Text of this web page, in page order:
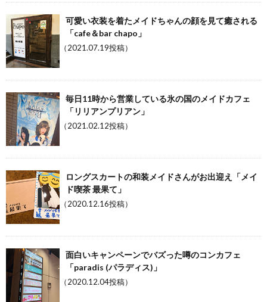
可愛い衣装を着たメイドちゃんの顔を見て癒される
「cafe＆bar chapo」
（2021.07.19投稿）
毎日11時から営業している氷の国のメイドカフェ
「リリアンプリアン」
（2021.02.12投稿）
ロングスカートの和装メイドさんがお出迎え「メイ
ド喫茶 最果て」
（2020.12.16投稿）
面白いキャンペーンでバズった噂のコンカフェ
「paradis (パラディス)」
（2020.12.04投稿）